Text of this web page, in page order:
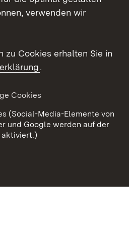
Benutzungshinweise
Cookies
verwenden wir
zu Cookies erhalten Sie in
.
Cookies
(Social-Media-Elemente von
und Google werden auf der
aktiviert.)